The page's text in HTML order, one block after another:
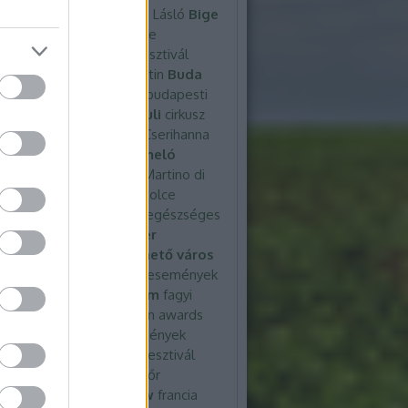
Bige Lásló Bige
Bige vadászata
bluezone
Boldogság
Böllérfesztivál
bőrápolás bőrápolási rutin Buda
Budapesr
budapesti
buli cirkusz
csaptelep
Cserihanna
cukrászat
diákmeló
Di Martino di
tészta
Dolce
DR Szinte
egészséges
étel
élelmiszer
élhető város
események
étterem fagyi
fagylaltkészítő
fashion awards
festmények
kiállítás
fesztivál
fiatalosabb bőr
foodtruckshow francia